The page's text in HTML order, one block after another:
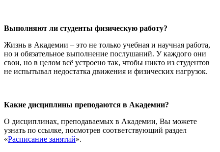
Выполняют ли студенты физическую работу?
Жизнь в Академии – это не только учебная и научная работа,
но и обязательное выполнение послушаний. У каждого они
свои, но в целом всё устроено так, чтобы никто из студентов
не испытывал недостатка движения и физических нагрузок.
Какие дисциплины преподаются в Академии?
О дисциплинах, преподаваемых в Академии, Вы можете
узнать по ссылке, посмотрев соответствующий раздел
«Расписание занятий».